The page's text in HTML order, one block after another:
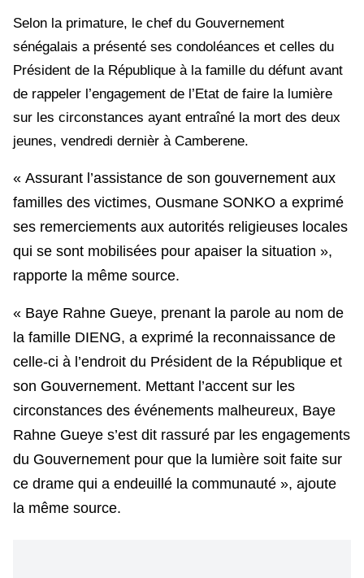
Selon la primature, le chef du Gouvernement
sénégalais a présenté ses condoléances et celles du
Président de la République à la famille du défunt avant
de rappeler l’engagement de l’Etat de faire la lumière
sur les circonstances ayant entraîné la mort des deux
jeunes, vendredi dernièr à Camberene.
« Assurant l’assistance de son gouvernement aux
familles des victimes, Ousmane SONKO a exprimé
ses remerciements aux autorités religieuses locales
qui se sont mobilisées pour apaiser la situation »,
rapporte la même source.
« Baye Rahne Gueye, prenant la parole au nom de
la famille DIENG, a exprimé la reconnaissance de
celle-ci à l’endroit du Président de la République et
son Gouvernement. Mettant l’accent sur les
circonstances des événements malheureux, Baye
Rahne Gueye s’est dit rassuré par les engagements
du Gouvernement pour que la lumière soit faite sur
ce drame qui a endeuillé la communauté », ajoute
la même source.